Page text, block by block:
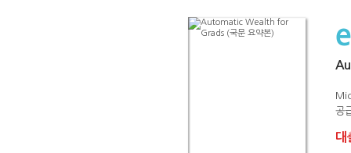
공
대